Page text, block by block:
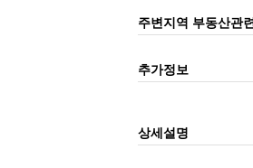
주변지역 부동산관
추가정보
상세설명